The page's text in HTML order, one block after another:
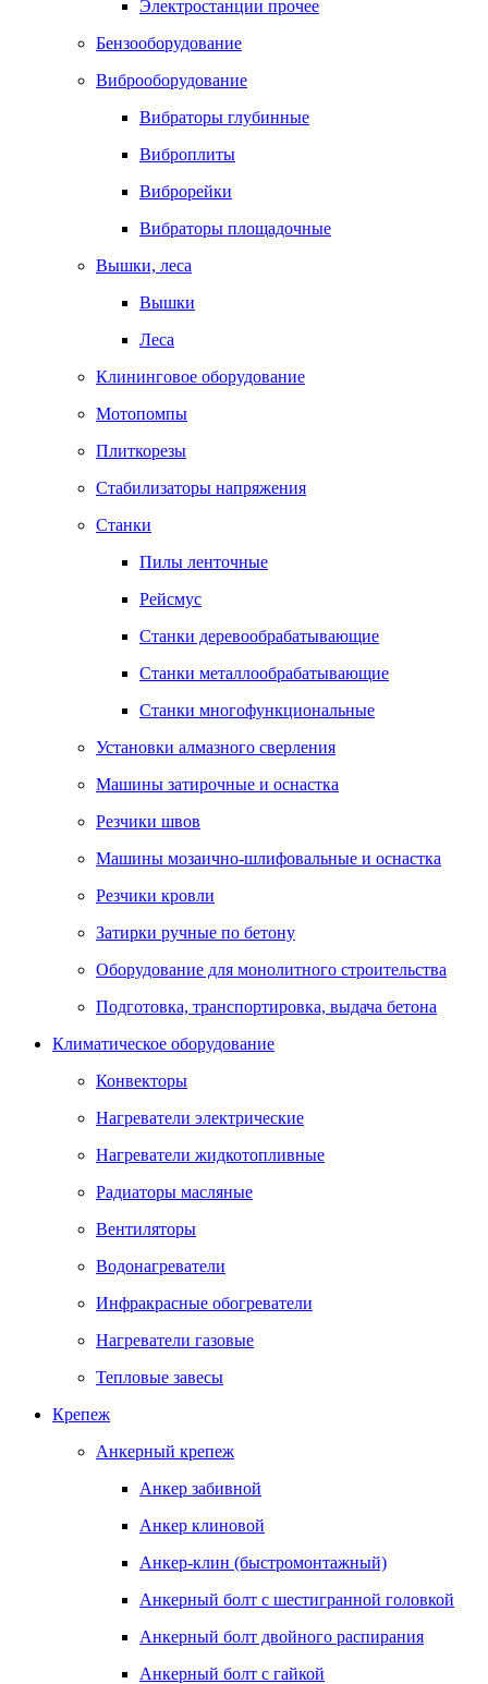
Электростанции прочее
Бензооборудование
Виброоборудование
Вибраторы глубинные
Виброплиты
Виброрейки
Вибраторы площадочные
Вышки, леса
Вышки
Леса
Клининговое оборудование
Мотопомпы
Плиткорезы
Стабилизаторы напряжения
Станки
Пилы ленточные
Рейсмус
Станки деревообрабатывающие
Станки металлообрабатывающие
Станки многофункциональные
Установки алмазного сверления
Машины затирочные и оснастка
Резчики швов
Машины мозаично-шлифовальные и оснастка
Резчики кровли
Затирки ручные по бетону
Оборудование для монолитного строительства
Подготовка, транспортировка, выдача бетона
Климатическое оборудование
Конвекторы
Нагреватели электрические
Нагреватели жидкотопливные
Радиаторы масляные
Вентиляторы
Водонагреватели
Инфракрасные обогреватели
Нагреватели газовые
Тепловые завесы
Крепеж
Анкерный крепеж
Анкер забивной
Анкер клиновой
Анкер-клин (быстромонтажный)
Анкерный болт с шестигранной головкой
Анкерный болт двойного распирания
Анкерный болт с гайкой